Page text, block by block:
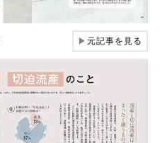
▶元記事を見る